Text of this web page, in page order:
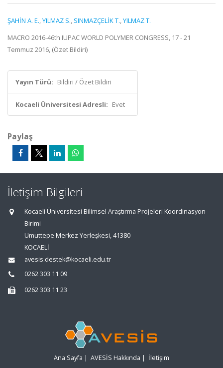
ŞAHİN A. E.,YILMAZ S., SINMAZÇELİK T.,YILMAZ T.
MACRO 2016-46th IUPAC WORLD POLYMER CONGRESS, 17 - 21
Temmuz 2016, (Özet Bildiri)
Yayın Türü: Bildiri / Özet Bildiri
Kocaeli Üniversitesi Adresli: Evet
Paylaş
İletişim Bilgileri
Kocaeli Üniversitesi Bilimsel Araştırma Projeleri Koordinasyon
Birimi
Umuttepe Merkez Yerleşkesi, 41380
KOCAELİ
avesis.destek@kocaeli.edu.tr
0262 303 11 09
0262 303 11 23
Ana Sayfa | AVESİS Hakkında | İletişim